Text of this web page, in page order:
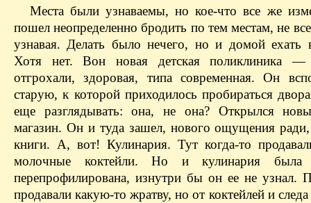
Места были узнаваемы, но кое-что все же
пошел неопределенно бродить по тем местам, не
узнавая. Делать было нечего, но и домой ехать
Хотя нет. Вон новая детская поликлиника —
отгрохали, здоровая, типа современная. Он
старую, к которой приходилось пробираться
еще разглядывать: она, не она? Открылся
магазин. Он и туда зашел, нового ощущения ради,
книги. А, вот! Кулинария. Тут когда-то
молочные коктейли. Но и кулинария была
перепрофилирована, изнутри бы он ее не узнал.
продавали какую-то жратву, но от коктейлей и следа